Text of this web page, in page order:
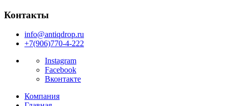
Контакты
info@antiqdrop.ru
+7(906)770-4-222
Instagram
Facebook
Вконтакте
Компания